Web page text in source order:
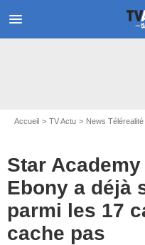
menu
Accueil TV Actu News Télérealité
Star
Ebony a déjà
parmi les 17
cache pas